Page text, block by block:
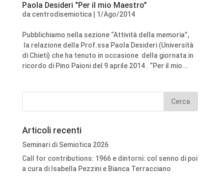
Paola Desideri "Per il mio Maestro"
da centrodisemiotica 1/Ago/2014
Pubblichiamo nella sezione “Attività della memoria”,
la relazione della Prof.ssa Paola Desideri (Università
di Chieti) che ha tenuto in occasione della giornata in
ricordo di Pino Paioni del 9 aprile 2014 . “Per il mio...
Articoli recenti
Seminari di Semiotica 2026
Call for contributions: 1966 e dintorni: col senno di poi
a cura di Isabella Pezzini e Bianca Terracciano